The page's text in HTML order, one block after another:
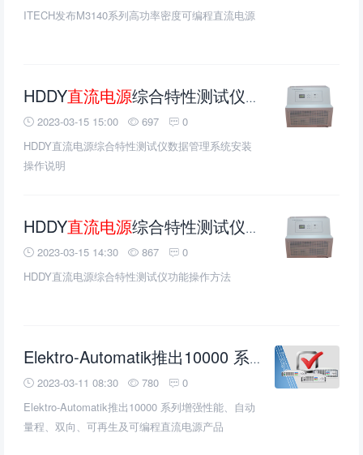
ITECH发布M3140系列高功率密度可编程直流电源
HDDY直流电源综合特性测试仪数据管理系统安装操作说明
2023-03-15 15:00 697
0
HDDY直流电源综合特性测试仪数据管理系统安装
操作说明
HDDY直流电源综合特性测试仪功能操作方法
2023-03-15 14:30 867
0
HDDY直流电源综合特性测试仪功能操作方法
Elektro-Automatik推出10000 系列增强性能、自动量程、双向、可再生及可编程
2023-03-11 08:30
780
0
Elektro-Automatik推出10000 系列增强性能、自动
量程、双向、可再生及可编程直流电源产品